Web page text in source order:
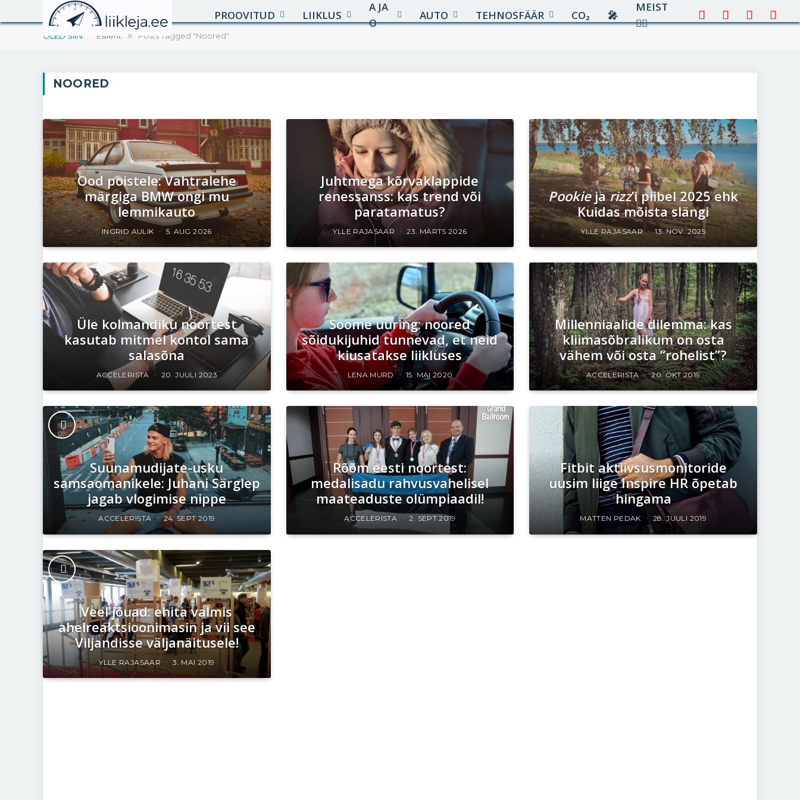
PROOVITUD LIIKLUS
A JA
O
AUTO TEHNOSFÄÄR CO₂ 🎤︎︎
MEIST
✍🏻
Facebook
X
Instagram
OLED SIIN: Esileht » Posts Tagged "Noored"
NOORED
Ood poistele: Vahtralehe
märgiga BMW ongi mu
lemmikauto
INGRID AULIK 5. AUG 2026
Juhtmega kõrvaklappide
renessanss: kas trend või
paratamatus?
YLLE RAJASAAR 23. MÄRTS 2026
Pookiejarizz’i piibel 2025 ehk
Kuidas mõista slängi
YLLE RAJASAAR 13. NOV. 2025
Üle kolmandiku noortest
kasutab mitmel kontol sama
salasõna
ACCELERISTA 20. JUULI 2023
Soome uuring: noored
sõidukijuhid tunnevad, et neid
kiusatakse liikluses
LENA MURD 15. MAI 2020
Millenniaalide dilemma: kas
kliimasõbralikum on osta
vähem või osta “rohelist”?
ACCELERISTA 20. OKT 2019
Suunamudijate-usku
samsaomanikele: Juhani Särglep
jagab vlogimise nippe
ACCELERISTA 24. SEPT 2019
Rõõm eesti noortest:
medalisadu rahvusvahelisel
maateaduste olümpiaadil!
ACCELERISTA 2. SEPT 2019
Fitbit aktiivsusmonitoride
uusim liige Inspire HR õpetab
hingama
MATTEN PEDAK 28. JUULI 2019
Veel jõuad: ehita valmis
ahelreaktsioonimasin ja vii see
Viljandisse väljanäitusele!
YLLE RAJASAAR 3. MAI 2019